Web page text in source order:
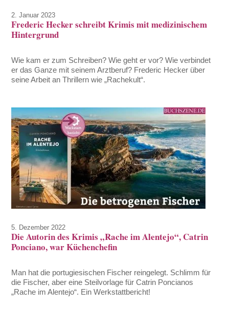
2. Januar 2023
Frederic Hecker schreibt Krimis mit medizinischem
Hintergrund
Wie kam er zum Schreiben? Wie geht er vor? Wie verbindet
er das Ganze mit seinem Arztberuf? Frederic Hecker über
seine Arbeit an Thrillern wie „Rachekult“.
5. Dezember 2022
Die Autorin des Krimis „Rache im Alentejo“, Catrin
Ponciano, war Küchenchefin
Man hat die portugiesischen Fischer reingelegt. Schlimm für
die Fischer, aber eine Steilvorlage für Catrin Poncianos
„Rache im Alentejo“. Ein Werkstattbericht!